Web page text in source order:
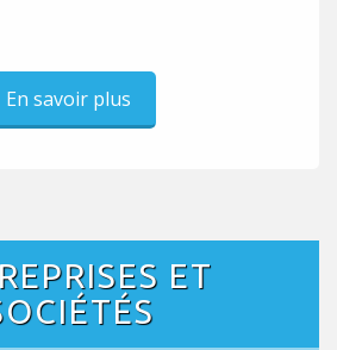
En savoir plus
ET